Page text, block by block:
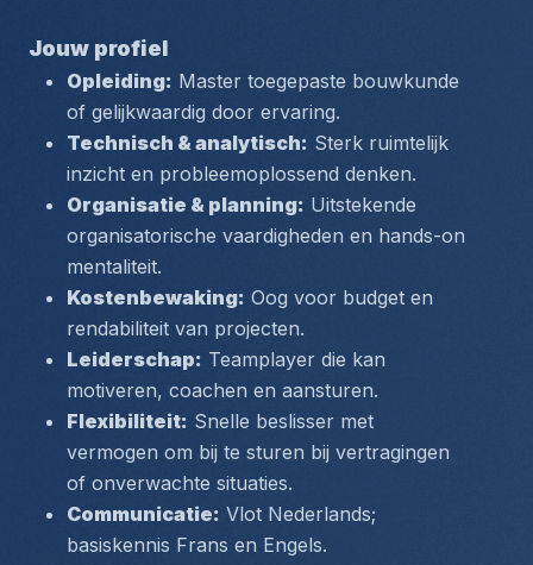
Jouw profiel
Opleiding: Master toegepaste bouwkunde
of gelijkwaardig door ervaring.
Technisch & analytisch: Sterk ruimtelijk
inzicht en probleemoplossend denken.
Organisatie & planning: Uitstekende
organisatorische vaardigheden en hands-on
mentaliteit.
Kostenbewaking: Oog voor budget en
rendabiliteit van projecten.
Leiderschap: Teamplayer die kan
motiveren, coachen en aansturen.
Flexibiliteit: Snelle beslisser met
vermogen om bij te sturen bij vertragingen
of onverwachte situaties.
Communicatie: Vlot Nederlands;
basiskennis Frans en Engels.